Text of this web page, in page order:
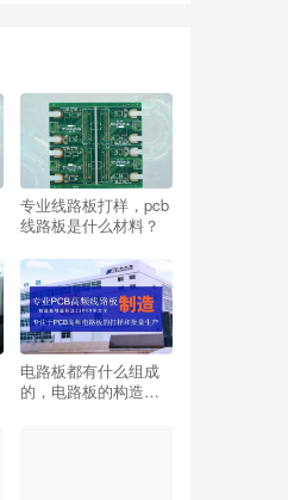
专业线路板打样，pcb
线路板是什么材料？
电路板都有什么组成
的，电路板的构造及